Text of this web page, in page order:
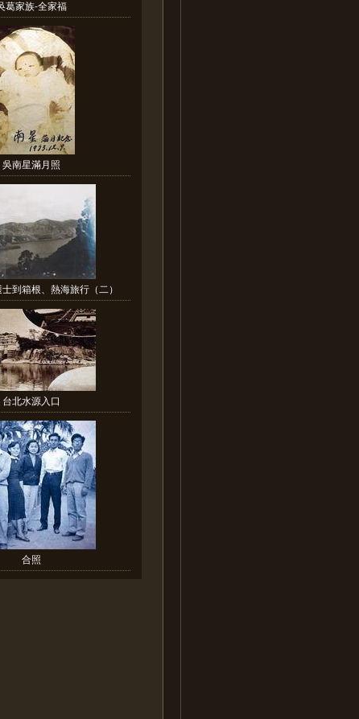
葛家族-全家福
吳南星滿月照
到箱根、熱海旅行（二）
台北水源入口
合照